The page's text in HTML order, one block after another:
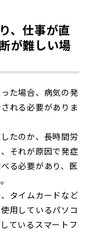
、仕事が直
が難しい場
た場合、病気の発
れる必要がありま
たのか、長時間労
それが原因で発症
る必要があり、医
タイムカードなど
用しているパソコ
ているスマートフ